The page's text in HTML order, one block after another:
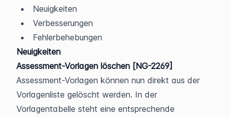
Neuigkeiten
Verbesserungen
Fehlerbehebungen
Neuigkeiten
Assessment-Vorlagen löschen [NG-2269]
Assessment-Vorlagen können nun direkt aus der
Vorlagenliste gelöscht werden. In der
Vorlagentabelle steht eine entsprechende